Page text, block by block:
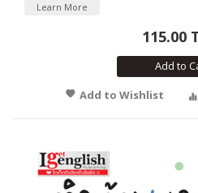
Learn More
115.00
Add to
Add to Wishlist